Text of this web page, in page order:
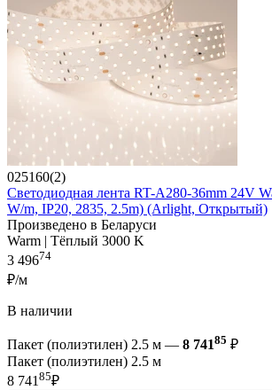
025160(2)
Светодиодная лента RT-A280-36mm 24V
W/m, IP20, 2835, 2.5m) (Arlight, Открытый)
Произведено в Беларуси
Warm | Тёплый 3000 K
3 49674
₽/м
В наличии
Пакет (полиэтилен) 2.5 м — 8 74185 ₽
Пакет (полиэтилен) 2.5 м
8 74185₽